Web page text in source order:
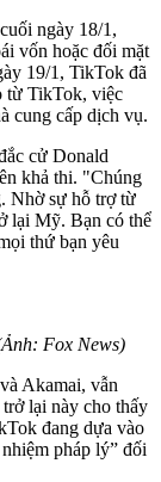
ngày 18/1,
vốn hoặc đối mặt
19/1, TikTok đã
từ TikTok, việc
cung cấp dịch vụ.
cử Donald
khả thi. "Chúng
Nhờ sự hỗ trợ từ
lại Mỹ. Bạn có thể
thứ bạn yêu
Fox News)
Akamai, vẫn
lại này cho thấy
đang dựa vào
pháp lý” đối